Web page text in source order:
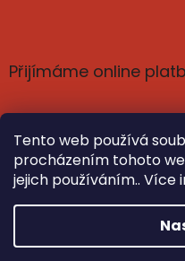
Tento web používá
procházením tohoto
jejich používáním.. Více
Přijímáme online
Nastavil